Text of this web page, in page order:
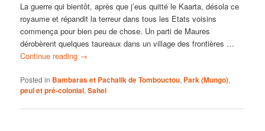
La guerre qui bientôt, après que j’eus quitté le Kaarta, désola ce
royaume et répandit la terreur dans tous les Etats voisins
commença pour bien peu de chose. Un parti de Maures
dérobèrent quelques taureaux dans un village des frontières …
Continue reading →
Posted in Bambaras et Pachalik de Tombouctou, Park (Mungo),
peul et pré-colonial,Sahel